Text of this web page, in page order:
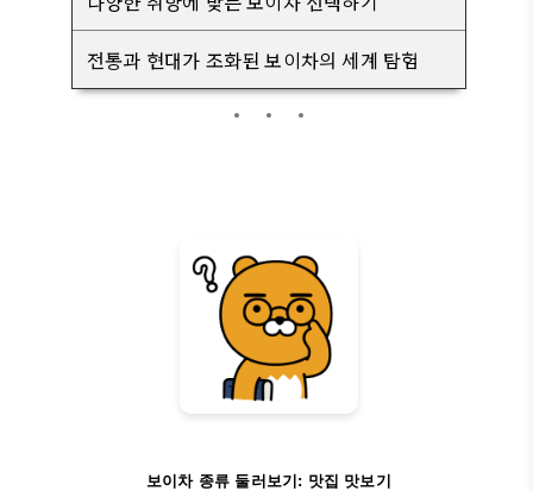
전통과 현대가 조화된 보이차의 세계 탐험
보이차 종류 둘러보기: 맛집 맛보기